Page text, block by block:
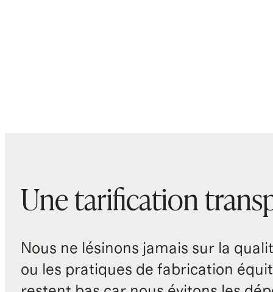
Une tarification
Nous ne lésinons jamais sur la
ou les pratiques de fabrication